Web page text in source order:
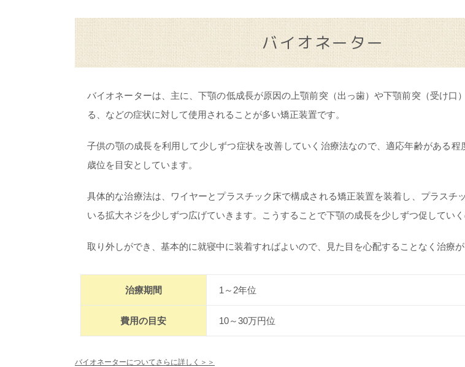
バイオネーター
バイオネーターは、主に、下顎の低成長が原因の上顎前突（出っ歯）や下顎前突（受け口
る、などの症状に対して使用されることが多い矯正装置です。
子供の顎の成長を利用して少しずつ症状を改善していく治療法なので、適応年齢がある程
歳位を目安としています。
具体的な治療法は、ワイヤーとプラスチック床で構成される矯正装置を装着し、プラスチ
いる拡大ネジを少しずつ広げていきます。こうすることで下顎の成長を少しずつ促していく
取り外しができ、基本的に就寝中に装着すればよいので、見た目を心配することなく治療が
治療期間 1～2年位
費用の目安 10～30万円位
バイオネーターについてさらに詳しく＞＞